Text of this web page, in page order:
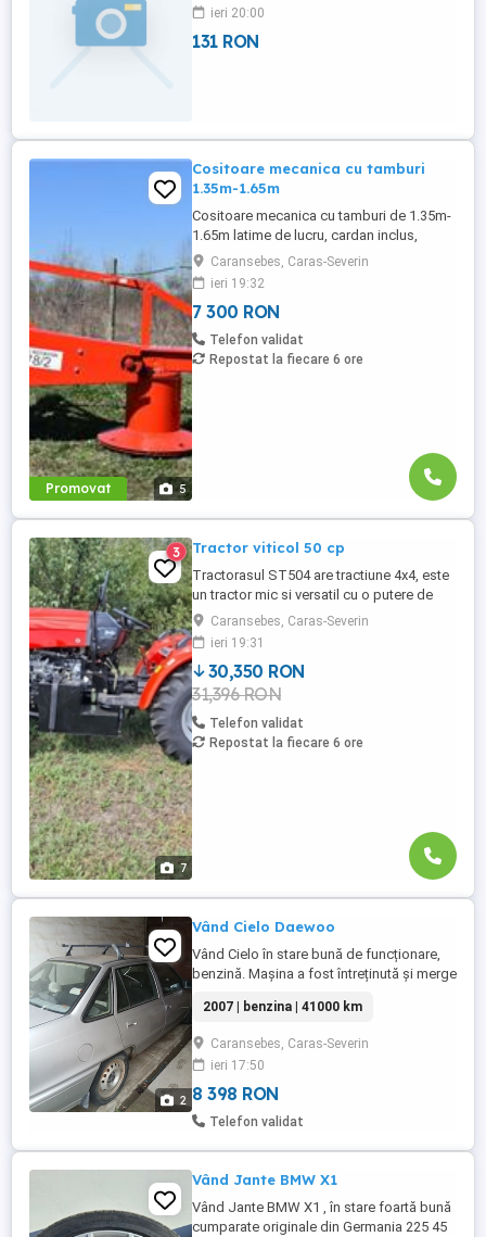
ieri 20:00
131 RON
Promovat 5
Cositoare mecanica cu tamburi
1.35m-1.65m
Cositoare mecanica cu tamburi de 1.35m-
1.65m latime de lucru, cardan inclus,
prelata, cheie de cutite Transport in toate
judetele
Caransebes, Caras-Severin
ieri 19:32
7 300 RON
Telefon validat
Repostat la fiecare 6 ore
7
3 Tractor viticol 50 cp
Tractorasul ST504 are tractiune 4x4, este
un tractor mic si versatil cu o putere de
50CP, are un motor fiabil diesel cu 3
cilindrii si este destinat pentru muncile
campului iar datorita dimensiunilor sale se
poate strecura in sera, gradini, vie si
printre pomi. Specificatii: -lungime latime
inaltime: ...
Caransebes, Caras-Severin
ieri 19:31
30,350 RON
31,396 RON
Telefon validat
Repostat la fiecare 6 ore
2
Vând Cielo Daewoo
Vând Cielo în stare bună de funcționare,
benzină. Mașina a fost întreținută și merge
tel!2007 | benzina | 41000 km
Caransebes, Caras-Severin
ieri 17:50
8 398 RON
Telefon validat
Vând Jante BMW X1
Vând Jante BMW X1 , în stare foartă bună
cumparate originale din Germania 225 45